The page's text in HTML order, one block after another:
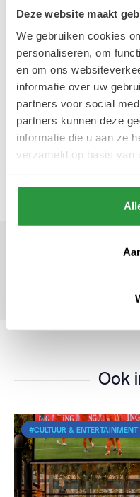
Deze website maakt
We gebruiken cookies
personaliseren, om
en om ons
informatie over uw
partners voor social
partners kunnen deze
informatie die u aan ze
verzameld op basis van
19 augustus
26 augustus
Wednesday
Learn more
Simon
Ook
#CULTUUR & ENTERTAINMENT